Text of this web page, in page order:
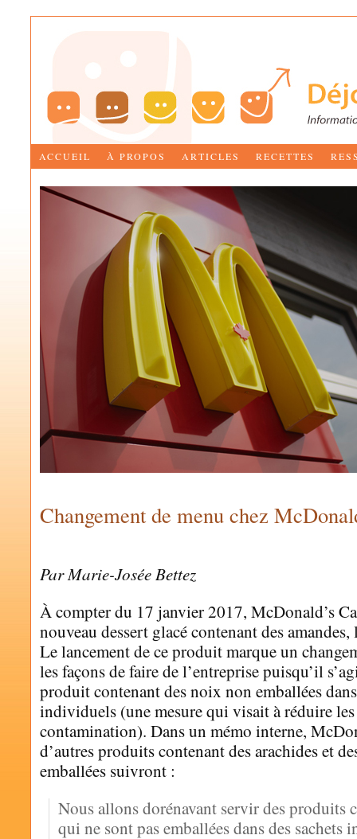
ACCUEIL À PROPOS ARTICLES RECETTES
Changement de menu chez
Par Marie-Josée Bettez
À compter du 17 janvier 2017, McDonald’s
nouveau dessert glacé contenant des
Le lancement de ce produit marque un
les façons de faire de l’entreprise puisqu’il
produit contenant des noix non emballées
individuels (une mesure qui visait à réduire
contamination). Dans un mémo interne,
d’autres produits contenant des arachides et
emballées suivront :
Nous allons dorénavant servir des produits
qui ne sont pas emballées dans des sachets